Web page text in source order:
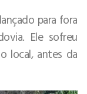
para fora
Ele sofreu
local, antes da